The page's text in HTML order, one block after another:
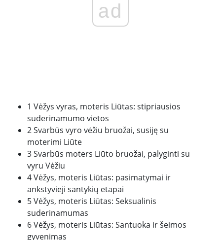
ad
1 Vėžys vyras, moteris Liūtas: stipriausios
suderinamumo vietos
2 Svarbūs vyro vėžiu bruožai, susiję su
moterimi Liūte
3 Svarbūs moters Liūto bruožai, palyginti su
vyru Vėžiu
4 Vėžys, moteris Liūtas: pasimatymai ir
ankstyvieji santykių etapai
5 Vėžys, moteris Liūtas: Seksualinis
suderinamumas
6 Vėžys, moteris Liūtas: Santuoka ir šeimos
gyvenimas